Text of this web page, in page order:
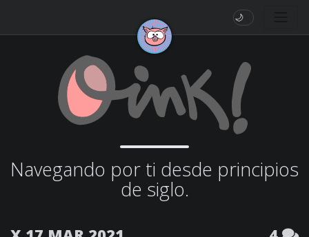
🌙
Navegando por ti desde principios
de siglo.